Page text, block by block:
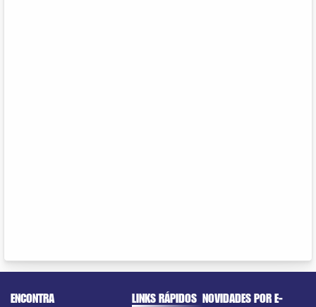
ENCONTRA
LINKS RÁPIDOS NOVIDADES POR E-